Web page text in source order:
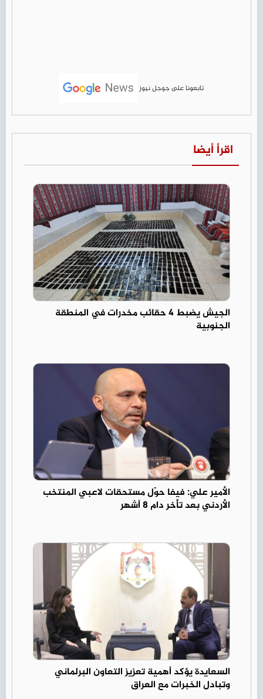
تابعونا على جوجل نيوز
اقرأ أيضا
الجيش يضبط 4 حقائب مخدرات في المنطقة
الجنوبية
الأمير علي: فيفا حوّل مستحقات لاعبي المنتخب
الأردني بعد تأخر دام 8 أشهر
السعايدة يؤكد أهمية تعزيز التعاون البرلماني
وتبادل الخبرات مع العراق